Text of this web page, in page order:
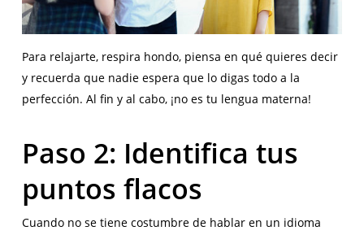
Para relajarte, respira hondo, piensa en qué quieres decir
y recuerda que nadie espera que lo digas todo a la
perfección. Al fin y al cabo, ¡no es tu lengua materna!
Paso 2: Identifica tus
puntos flacos
Cuando no se tiene costumbre de hablar en un idioma